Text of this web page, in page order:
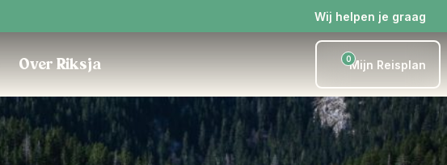
Wij helpen je graag
Over Riksja 0Mijn Reisplan